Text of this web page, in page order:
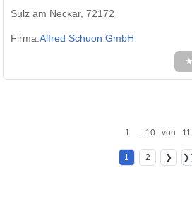
Sulz am Neckar, 72172
Firma:Alfred Schuon GmbH
★
1 - 10 von 11
1 2 ❯